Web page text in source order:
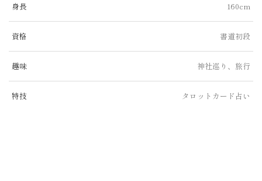
身長 160cm
資格 書道初段
趣味 神社巡り、旅行
特技 タロットカード占い